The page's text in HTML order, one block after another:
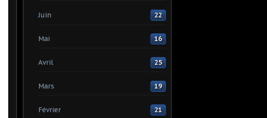
Juin 22
Mai 16
Avril 25
Mars 19
Février 21